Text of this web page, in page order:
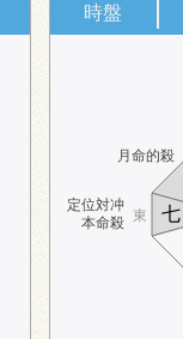
時盤
月命的殺
定位対冲
本命殺 東
七